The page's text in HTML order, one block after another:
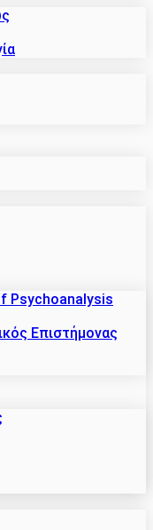
Psychoanalysis
Επιστήμονας